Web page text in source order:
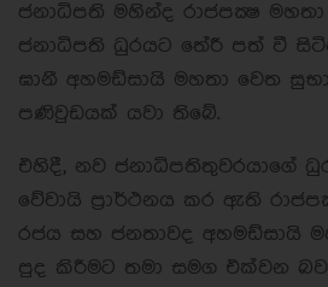
ජනාධිපති මහින්ද රාජපක්‍ෂ
ජනාධිපති ධුරයට තේරී පත් වී
ඝානී අහමඩ්සායි මහතා වෙත
පණිවුඩයක් යවා තිබේ.
එහිදී, නව ජනාධිපතිතුවරයාගේ
වේවායි ප‍්‍රාර්ථනය කර ඇති
රජය සහ ජනතාවද අහමඩ්සායි
පුද කිරීමට තමා සමග එක්වන